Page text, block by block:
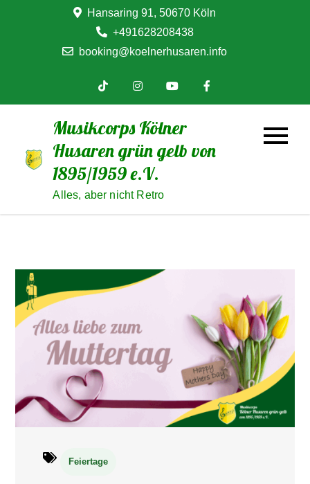
Hansaring 91, 50670 Köln
+491628208438
booking@koelnerhusaren.info
Musikcorps Kölner
Husaren grün gelb von
1895/1959 e.V.
Alles, aber nicht Retro
Feiertage